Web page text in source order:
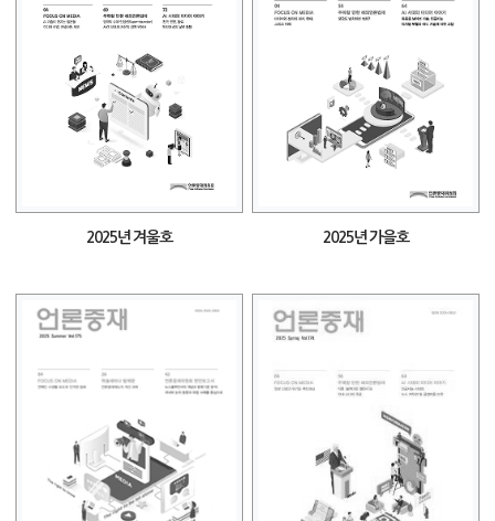
2025년 겨울호 2025년 가을호